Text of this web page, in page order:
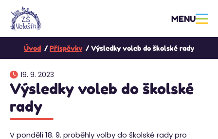
MENU
Úvod Příspěvky Výsledky voleb do školské rady
19. 9. 2023
Výsledky voleb do školské
rady
V pondělí 18. 9. proběhly volby do školské rady pro